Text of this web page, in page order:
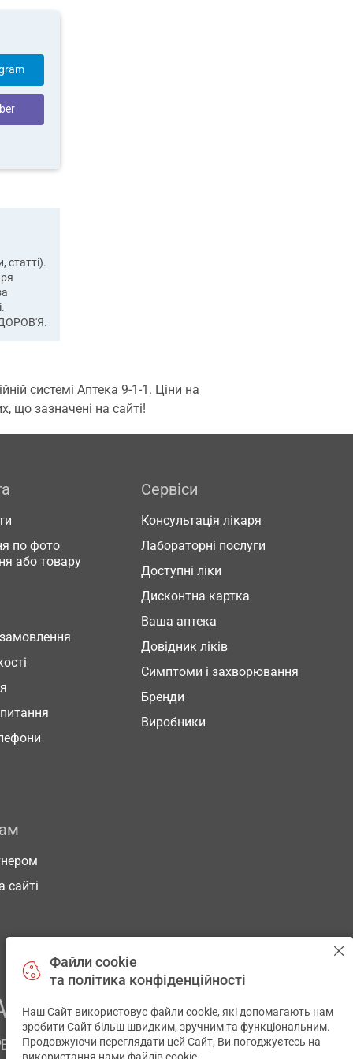
статті).
системі Аптека 9-1-1. Ціни на
що зазначені на сайті!
по фото
або товару
Сервіси
Консультація лікаря
Лабораторні послуги
Доступні ліки
Дисконтна картка
Ваша аптека
Довідник ліків
Симптоми і захворювання
Бренди
Виробники
сайті
ЗДОРОВ’Я
Файли cookie
та політика конфіденційності
Наш Сайт використовує файли cookie, які допомагають нам
зробити Сайт більш швидким, зручним та функціональним.
Продовжуючи переглядати цей Сайт, Ви погоджуєтесь на
✕